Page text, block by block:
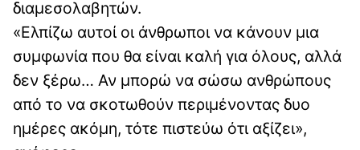
διαμεσολαβητών.
«Ελπίζω αυτοί οι άνθρωποι να κάνουν μια
συμφωνία που θα είναι καλή για όλους, αλλά
δεν ξέρω… Αν μπορώ να σώσω ανθρώπους
από το να σκοτωθούν περιμένοντας δυο
ημέρες ακόμη, τότε πιστεύω ότι αξίζει»,